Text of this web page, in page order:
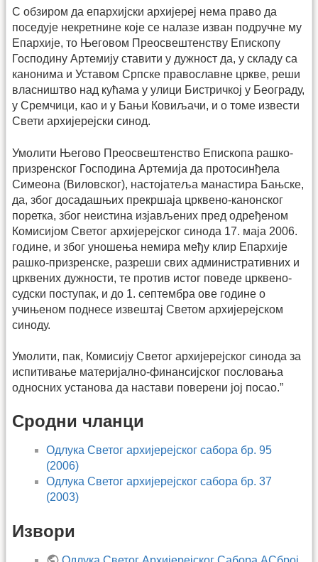
С обзиром да епархијски архијереј нема право да
поседује некретнине које се налазе изван подручне му
Епархије, то Његовом Преосвештенству Епископу
Господину Артемију ставити у дужност да, у складу са
канонима и Уставом Српске православне цркве, реши
власништво над кућама у улици Бистричкој у Београду,
у Сремчици, као и у Бањи Ковиљачи, и о томе извести
Свети архијерејски синод.
Умолити Његово Преосвештенство Епископа рашко-
призренског Господина Артемија да протосинђела
Симеона (Виловског), настојатеља манастира Бањске,
да, због досадашњих прекршаја црквено-канонског
поретка, због неистина изјављених пред одређеном
Комисијом Светог архијерејског синода 17. маја 2006.
године, и због уношења немира међу клир Епархије
рашко-призренске, разреши свих административних и
црквених дужности, те против истог поведе црквено-
судски поступак, и до 1. септембра ове године о
учињеном поднесе извештај Светом архијерејском
синоду.
Умолити, пак, Комисију Светог архијерејског синода за
испитивање материјално-финансијског пословања
односних установа да настави поверени јој посао.”
Сродни чланци
Одлука Светог архијерејског сабора бр. 95
(2006)
Одлука Светог архијерејског сабора бр. 37
(2003)
Извори